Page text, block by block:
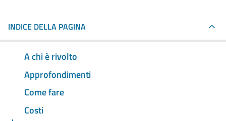
INDICE DELLA PAGINA
A chi è rivolto
Approfondimenti
Come fare
Costi